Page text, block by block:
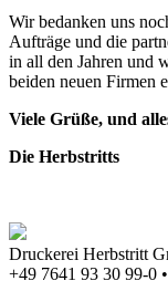
Wir bedanken uns
Aufträge und die
in all den Jahren und
beiden neuen Firmen
Viele Grüße, und
Die Herbstritts
Druckerei Herbstritt
+49 7641 93 30 99-0 •